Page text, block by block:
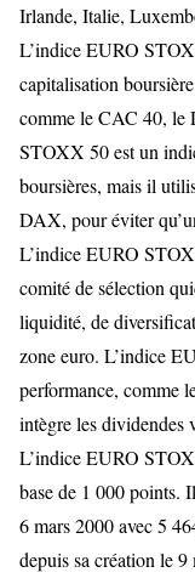
Irlande, Italie,
L’indice EURO
capitalisation
comme le CAC 40,
STOXX 50 est un
boursières, mais il
DAX, pour éviter
L’indice EURO
comité de sélection
liquidité, de
zone euro. L’indice
performance, comme
intègre les dividendes
L’indice EURO
base de 1 000 points.
6 mars 2000 avec 5
depuis sa création le